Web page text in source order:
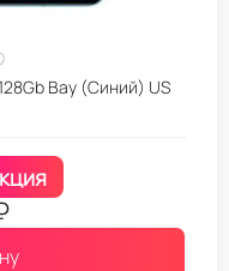
Bay (Синий) US